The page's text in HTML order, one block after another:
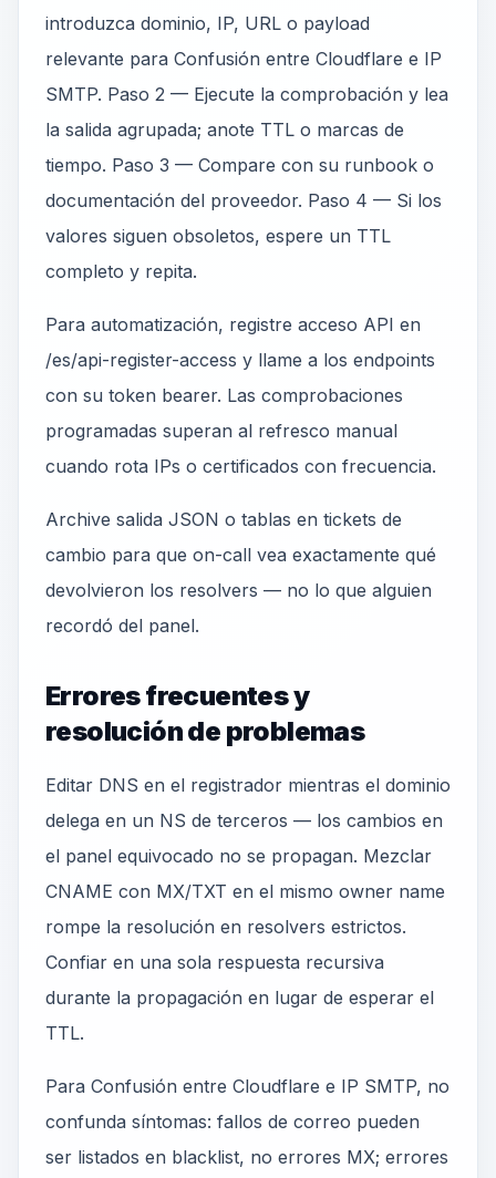
introduzca dominio, IP, URL o payload
relevante para Confusión entre Cloudflare e IP
SMTP. Paso 2 — Ejecute la comprobación y lea
la salida agrupada; anote TTL o marcas de
tiempo. Paso 3 — Compare con su runbook o
documentación del proveedor. Paso 4 — Si los
valores siguen obsoletos, espere un TTL
completo y repita.
Para automatización, registre acceso API en
/es/api-register-access y llame a los endpoints
con su token bearer. Las comprobaciones
programadas superan al refresco manual
cuando rota IPs o certificados con frecuencia.
Archive salida JSON o tablas en tickets de
cambio para que on-call vea exactamente qué
devolvieron los resolvers — no lo que alguien
recordó del panel.
Errores frecuentes y
resolución de problemas
Editar DNS en el registrador mientras el dominio
delega en un NS de terceros — los cambios en
el panel equivocado no se propagan. Mezclar
CNAME con MX/TXT en el mismo owner name
rompe la resolución en resolvers estrictos.
Confiar en una sola respuesta recursiva
durante la propagación en lugar de esperar el
TTL.
Para Confusión entre Cloudflare e IP SMTP, no
confunda síntomas: fallos de correo pueden
ser listados en blacklist, no errores MX; errores